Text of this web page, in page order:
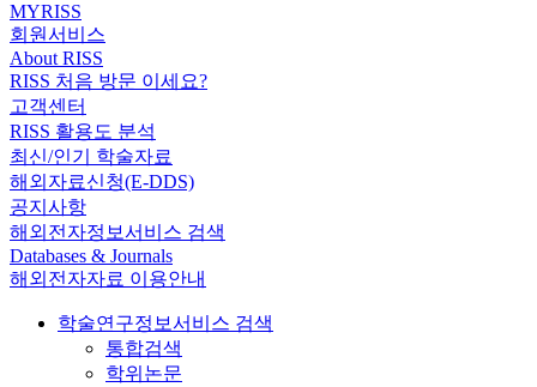
MYRISS
회원서비스
About RISS
RISS 처음 방문 이세요?
고객센터
RISS 활용도 분석
최신/인기 학술자료
해외자료신청(E-DDS)
공지사항
해외전자정보서비스 검색
Databases & Journals
해외전자자료 이용안내
학술연구정보서비스 검색
통합검색
학위논문